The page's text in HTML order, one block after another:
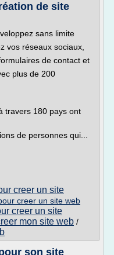
de site
sans limite
vos réseaux sociaux,
de contact et
plus de 200
travers 180 pays ont
de personnes qui...
creer un site
creer un site web
creer un site
mon site web /
son site